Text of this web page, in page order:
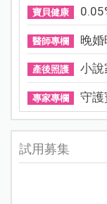
寶貝健康
醫師專欄 晚
產後照護 小說
專家專欄 守護
試用募集